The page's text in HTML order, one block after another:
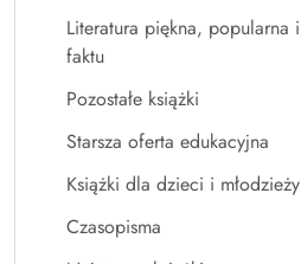
Literatura piękna, popularna i
faktu
Pozostałe książki
Starsza oferta edukacyjna
Książki dla dzieci i młodzieży
Czasopisma